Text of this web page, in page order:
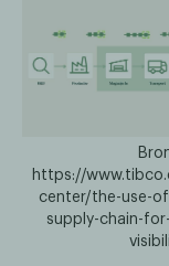
https://
center/the-use-
supply-chain-